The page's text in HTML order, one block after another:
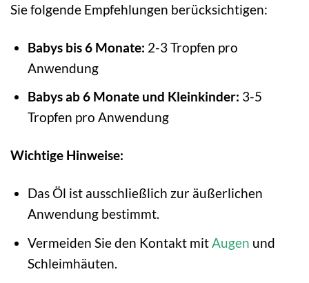
Sie folgende Empfehlungen berücksichtigen:
Babys bis 6 Monate: 2-3 Tropfen pro
Anwendung
Babys ab 6 Monate und Kleinkinder: 3-5
Tropfen pro Anwendung
Wichtige Hinweise:
Das Öl ist ausschließlich zur äußerlichen
Anwendung bestimmt.
Vermeiden Sie den Kontakt mitAugen und
Schleimhäuten.